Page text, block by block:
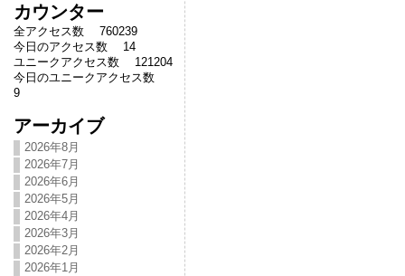
カウンター
全アクセス数 760239
今日のアクセス数 14
ユニークアクセス数 121204
今日のユニークアクセス数
9
アーカイブ
2026年8月
2026年7月
2026年6月
2026年5月
2026年4月
2026年3月
2026年2月
2026年1月